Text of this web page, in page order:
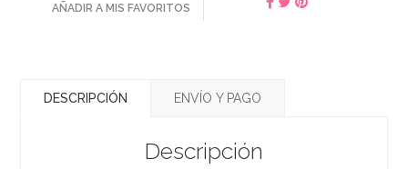
AÑADIR A MIS FAVORITOS
DESCRIPCIÓN ENVÍO Y PAGO
Descripción